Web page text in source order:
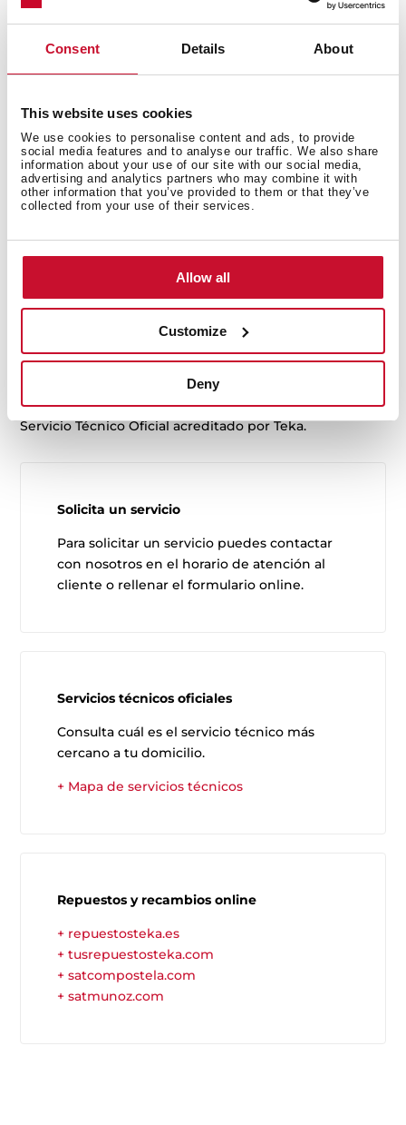
Consent Details About
This website uses cookies
We use cookies to personalise content and ads, to provide
social media features and to analyse our traffic. We also share
information about your use of our site with our social media,
advertising and analytics partners who may combine it with
other information that you’ve provided to them or that they’ve
collected from your use of their services.
Allow all
Customize
Deny
También te puede interesar
Ficha de producto
Dibujo técnico
Imágenes en alta resolución
Repuestos y recambios
Para cualquier incidencia, reparación o compra de un
recambio original, recomendamos acudir siempre a un
Servicio Técnico Oficial acreditado por Teka.
Solicita un servicio
Para solicitar un servicio puedes contactar
con nosotros en el horario de atención al
cliente o rellenar el formulario online.
Servicios técnicos oficiales
Consulta cuál es el servicio técnico más
cercano a tu domicilio.
+ Mapa de servicios técnicos
Repuestos y recambios online
+ repuestosteka.es
+ tusrepuestosteka.com
+ satcompostela.com
+ satmunoz.com